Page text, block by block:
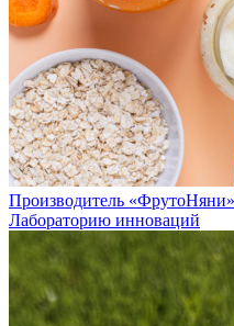
Производитель «ФрутоНяни»
Лабораторию инноваций